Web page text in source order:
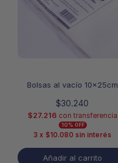
Bolsas al vacío 10x25cm
$30.240
$27.216 con transferencia
10% OFF
3 x $10.080 sin interés
Añadir al carrito